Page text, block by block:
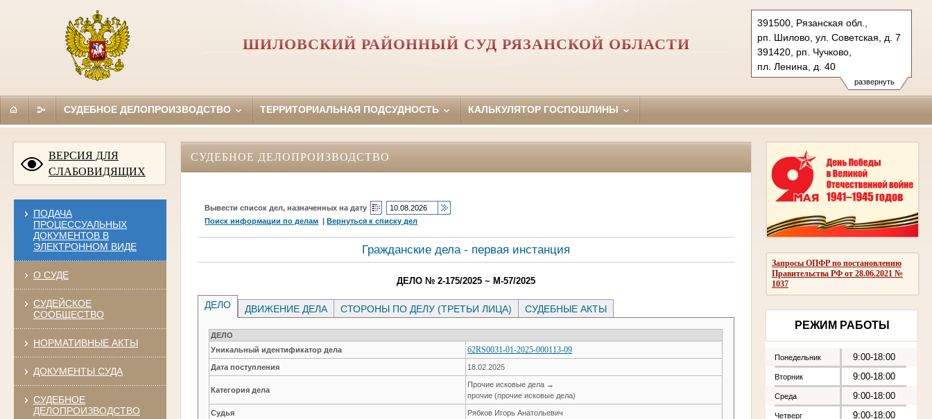
развернуть
391500, Рязанская обл.,
рп. Шилово, ул. Советская, д. 7
391420, рп. Чучково,
пл. Ленина, д. 40
Тел.: (49136) 2-23-61
2-27-36 (ф.)
ШИЛОВСКИЙ РАЙОННЫЙ СУД РЯЗАНСКОЙ ОБЛАСТИ
СУДЕБНОЕ ДЕЛОПРОИЗВОДСТВО ТЕРРИТОРИАЛЬНАЯ ПОДСУДНОСТЬ КАЛЬКУЛЯТОР ГОСПОШЛИНЫ
ВЕРСИЯ ДЛЯ
СЛАБОВИДЯЩИХ
ПОДАЧА
ПРОЦЕССУАЛЬНЫХ
ДОКУМЕНТОВ В
ЭЛЕКТРОННОМ ВИДЕ
О СУДЕ
СУДЕЙСКОЕ
СООБЩЕСТВО
НОРМАТИВНЫЕ АКТЫ
ДОКУМЕНТЫ СУДА
СУДЕБНОЕ
ДЕЛОПРОИЗВОДСТВО
Запросы ОПФР по постановлению
Правительства РФ от 28.06.2021 №
1037
РЕЖИМ РАБОТЫ
Понедельник 9:00-18:00
Вторник 9:00-18:00
Среда 9:00-18:00
Четверг 9:00-18:00
СУДЕБНОЕ ДЕЛОПРОИЗВОДСТВО
Вывести список дел, назначенных на дату
Поиск информации по делам |Вернуться к списку дел
Гражданские дела - первая инстанция
ДЕЛО № 2-175/2025 ~ М-57/2025
ДЕЛО ДВИЖЕНИЕ ДЕЛА СТОРОНЫ ПО ДЕЛУ (ТРЕТЬИ ЛИЦА) СУДЕБНЫЕ АКТЫ
ДЕЛО
Уникальный идентификатор дела
62RS0031-01-2025-000113-09
Дата поступления 18.02.2025
Категория дела
Прочие исковые дела →
прочие (прочие исковые дела)
Судья Рябков Игорь Анатольевич